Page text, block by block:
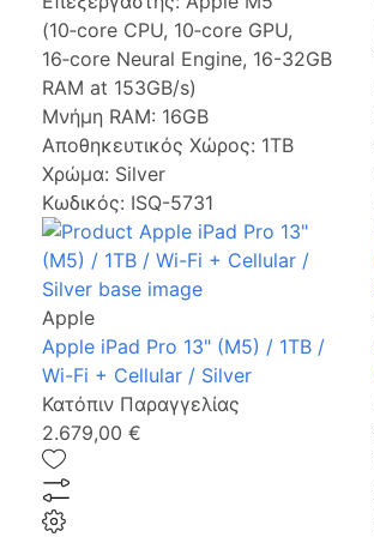
(10‑core CPU, 10‑core GPU,
16‑core Neural Engine, 16-32GB
RAM at 153GB/s)
Μνήμη RAM: 16GB
Αποθηκευτικός Χώρος: 1TB
Χρώμα: Silver
Κωδικός: ISQ-5731
Apple
Apple iPad Pro 13" (M5) / 1TB /
Wi-Fi + Cellular / Silver
Κατόπιν Παραγγελίας
2.679,00 €